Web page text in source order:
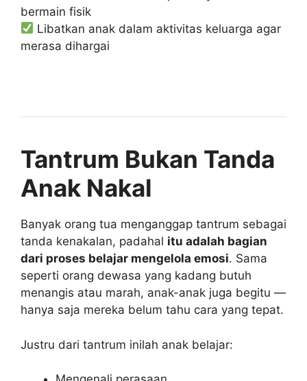
bermain fisik
Libatkan anak dalam aktivitas keluarga agar
merasa dihargai
Tantrum Bukan Tanda
Anak Nakal
Banyak orang tua menganggap tantrum sebagai
tanda kenakalan, padahal itu adalah bagian
dari proses belajar mengelola emosi. Sama
seperti orang dewasa yang kadang butuh
menangis atau marah, anak-anak juga begitu —
hanya saja mereka belum tahu cara yang tepat.
Justru dari tantrum inilah anak belajar: